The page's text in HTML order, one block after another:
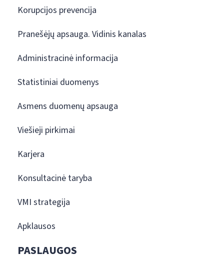
Korupcijos prevencija
Pranešėjų apsauga. Vidinis kanalas
Administracinė informacija
Statistiniai duomenys
Asmens duomenų apsauga
Viešieji pirkimai
Karjera
Konsultacinė taryba
VMI strategija
Apklausos
PASLAUGOS